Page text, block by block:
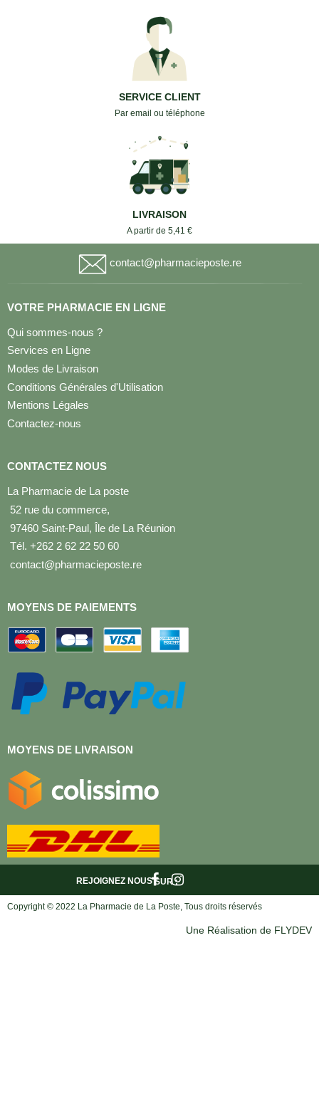
SERVICE CLIENT
Par email ou téléphone
LIVRAISON
A partir de 5,41 €
contact@pharmacieposte.re
VOTRE PHARMACIE EN LIGNE
Qui sommes-nous ?
Services en Ligne
Modes de Livraison
Conditions Générales d'Utilisation
Mentions Légales
Contactez-nous
CONTACTEZ NOUS
La Pharmacie de La poste
52 rue du commerce,
97460 Saint-Paul, Île de La Réunion
Tél. +262 2 62 22 50 60
contact@pharmacieposte.re
MOYENS DE PAIEMENTS
MOYENS DE LIVRAISON
SUR :
REJOIGNEZ NOUS
Copyright © 2022 La Pharmacie de La Poste, Tous droits réservés
Une Réalisation de FLYDEV